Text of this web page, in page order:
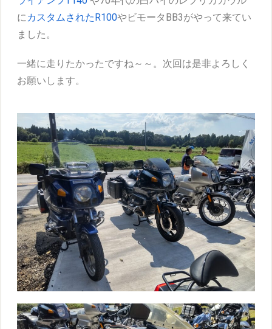
にカスタムされたR100やビモータBB3がやって来てい
ました。
一緒に走りたかったですね～～。次回は是非よろしく
お願いします。